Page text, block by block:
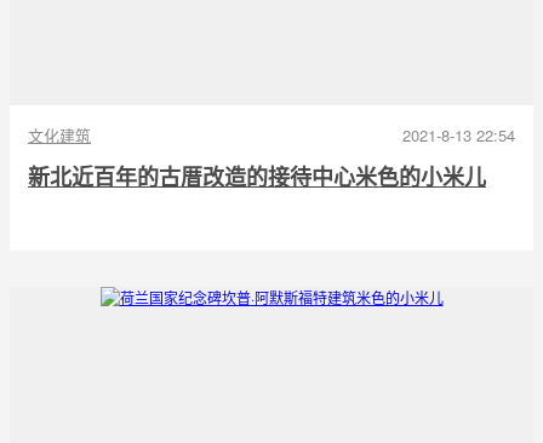
文化建筑 2021-8-13 22:54
新北近百年的古厝改造的接待中心米色的小米儿